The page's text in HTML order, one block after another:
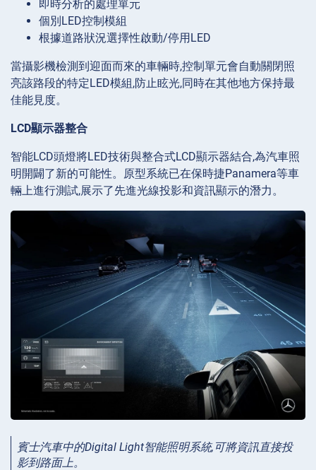
即時分析的處理單元
個別LED控制模組
根據道路狀況選擇性啟動/停用LED
當攝影機檢測到迎面而來的車輛時,控制單元會自動關閉照
亮該路段的特定LED模組,防止眩光,同時在其他地方保持最
佳能見度。
LCD顯示器整合
智能LCD頭燈將LED技術與整合式LCD顯示器結合,為汽車照
明開闢了新的可能性。原型系統已在保時捷Panamera等車
輛上進行測試,展示了先進光線投影和資訊顯示的潛力。
賓士汽車中的Digital Light智能照明系統,可將資訊直接投
影到路面上。